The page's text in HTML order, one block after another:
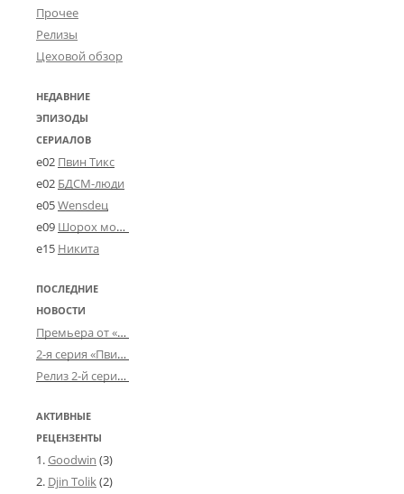
Прочее
Релизы
Цеховой обзор
НЕДАВНИЕ
ЭПИЗОДЫ
СЕРИАЛОВ
e02 Пвин Тикс
e02 БДСМ-люди
e05Wensdeц
e09 Шорох мозговины
e15 Никита
ПОСЛЕДНИЕ
НОВОСТИ
Премьера от «Усталого королевства»: «Игорь начал»
2-я серия «Пвин Тикса» от 2-D
Релиз 2-й серии «БДСМ-людей» от «Аркада Фильм»
АКТИВНЫЕ
РЕЦЕНЗЕНТЫ
Goodwin (3)
Djin Tolik(2)